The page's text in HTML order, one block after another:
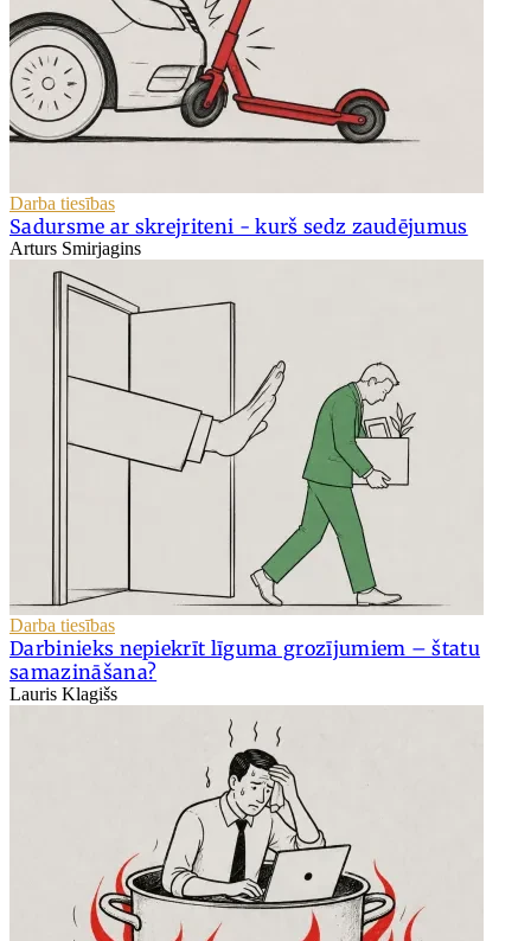
Darba tiesības
Sadursme ar skrejriteni - kurš sedz zaudējumus
Arturs Smirjagins
Darba tiesības
Darbinieks nepiekrīt līguma grozījumiem – štatu
samazināšana?
Lauris Klagišs